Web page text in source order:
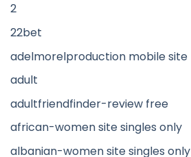
2
22bet
adelmorelproduction mobile site
adult
adultfriendfinder-review free
african-women site singles only
albanian-women site singles only